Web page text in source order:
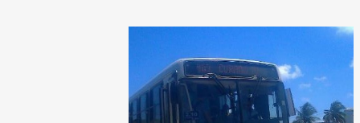
Apache VIP e o Millenium, líderes de venda
da Caio 1. CAIO Induscar 6.138 2. Marcopolo
2.572 3. Mascarello 1.026 4. Comil 16 5.
Neobus/Ciferal 4 Estas são associadas a